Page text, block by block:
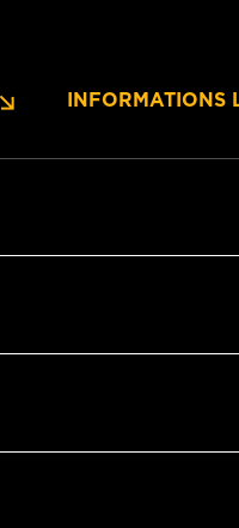
INFORMATIONS